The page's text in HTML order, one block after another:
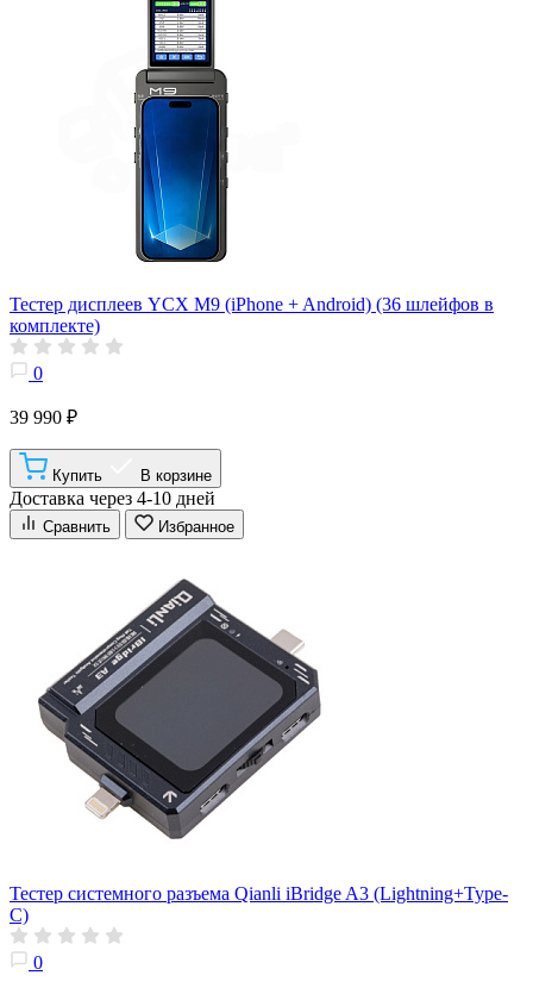
Тестер дисплеев YCX M9 (iPhone + Android) (36 шлейфов в
комплекте)
0
39 990 ₽
Купить В корзине
Доставка через 4-10 дней
Сравнить Избранное
Тестер системного разъема Qianli iBridge A3 (Lightning+Type-
C)
0